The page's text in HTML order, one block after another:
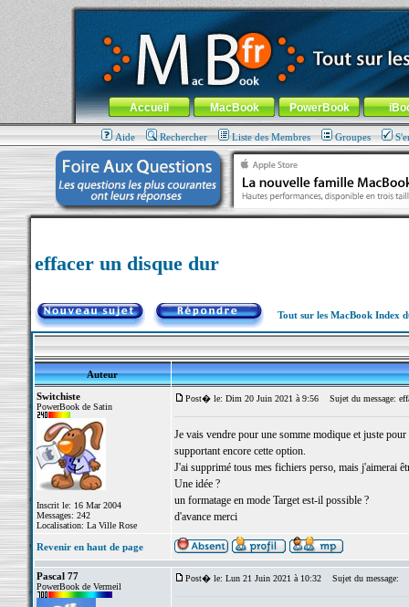
MacBook-fr.com : 100% Apple... 100% nomade !
Aller au contenu-Aller au menu général-Aller au menu de
Menu général
Accueil MacBook PowerBook
Aide Rechercher Liste des Membres Groupes
effacer un disque dur
Tout sur les MacBook Index
Auteur
Switchiste
PowerBook de Satin
Inscrit le: 16 Mar 2004
Messages: 242
Localisation: La Ville Rose
Post� le: Dim 20 Juin 2021 à 9:56 Sujet du message:
Je vais vendre pour une somme modique et juste
supportant encore cette option.
J'ai supprimé tous mes fichiers perso, mais j'aimerai
Une idée ?
un formatage en mode Target est-il possible ?
d'avance merci
Revenir en haut de page
Pascal 77
PowerBook de Vermeil
Post� le: Lun 21 Juin 2021 à 10:32 Sujet du message: